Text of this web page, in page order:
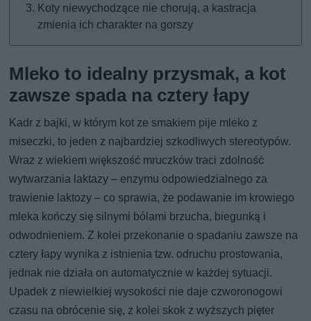
Koty niewychodzące nie chorują, a kastracja
zmienia ich charakter na gorszy
Mleko to idealny przysmak, a kot
zawsze spada na cztery łapy
Kadr z bajki, w którym kot ze smakiem pije mleko z
miseczki, to jeden z najbardziej szkodliwych stereotypów.
Wraz z wiekiem większość mruczków traci zdolność
wytwarzania laktazy – enzymu odpowiedzialnego za
trawienie laktozy – co sprawia, że podawanie im krowiego
mleka kończy się silnymi bólami brzucha, biegunką i
odwodnieniem. Z kolei przekonanie o spadaniu zawsze na
cztery łapy wynika z istnienia tzw. odruchu prostowania,
jednak nie działa on automatycznie w każdej sytuacji.
Upadek z niewielkiej wysokości nie daje czworonogowi
czasu na obrócenie się, z kolei skok z wyższych pięter